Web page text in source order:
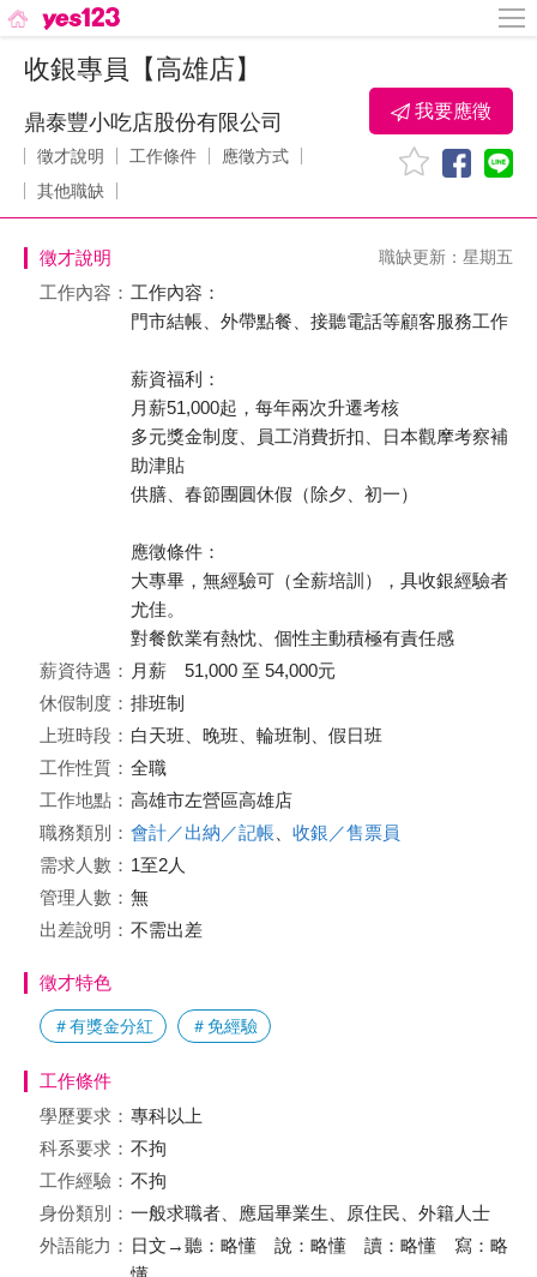
收銀專員【高雄店】
鼎泰豐小吃店股份有限公司
徵才說明 工作條件
應徵方式
其他職缺
我要應徵
徵才說明 職缺更新：星期五
工作內容： 工作內容：
門市結帳、外帶點餐、接聽電話等顧客服務工作
薪資福利：
月薪51,000起，每年兩次升遷考核
多元獎金制度、員工消費折扣、日本觀摩考察補
助津貼
供膳、春節團圓休假（除夕、初一）
應徵條件：
大專畢，無經驗可（全薪培訓），具收銀經驗者
尤佳。
對餐飲業有熱忱、個性主動積極有責任感
薪資待遇： 月薪 51,000 至 54,000元
休假制度： 排班制
上班時段： 白天班、晚班、輪班制、假日班
工作性質： 全職
工作地點： 高雄市左營區高雄店
職務類別： 會計／出納／記帳
收銀／售票員
需求人數： 1至2人
管理人數： 無
出差說明： 不需出差
徵才特色
＃有獎金分紅 ＃免經驗
工作條件
學歷要求： 專科以上
科系要求： 不拘
工作經驗： 不拘
身份類別： 一般求職者、應屆畢業生、原住民、外籍人士
外語能力： 日文→聽：略懂 說：略懂 讀：略懂 寫：略